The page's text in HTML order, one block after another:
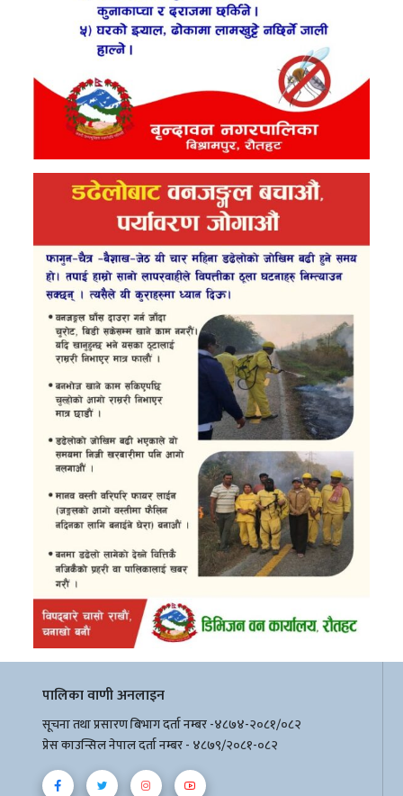
पालिका वाणी अनलाइन
सूचना तथा प्रसारण बिभाग दर्ता नम्बर -४८७४-२०८१/०८२
प्रेस काउन्सिल नेपाल दर्ता नम्बर - ४८७९/२०८१-०८२